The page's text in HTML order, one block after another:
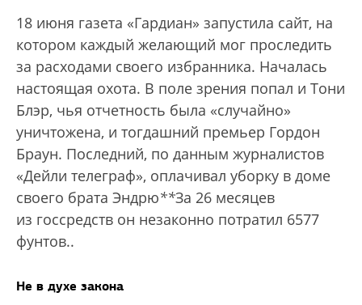
18 июня газета «Гардиан» запустила сайт, на
котором каждый желающий мог проследить
за расходами своего избранника. Началась
настоящая охота. В поле зрения попал и Тони
Блэр, чья отчетность была «случайно»
уничтожена, и тогдашний премьер Гордон
Браун. Последний, по данным журналистов
«Дейли телеграф», оплачивал уборку в доме
своего брата Эндрю**За 26 месяцев
из госсредств он незаконно потратил 6577
фунтов..
Не в духе закона